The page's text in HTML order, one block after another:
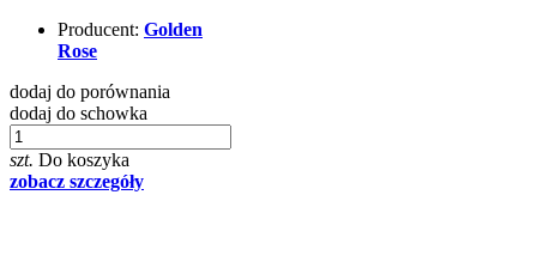
Producent: Golden
Rose
dodaj do porównania
dodaj do schowka
szt. Do koszyka
zobacz szczegóły